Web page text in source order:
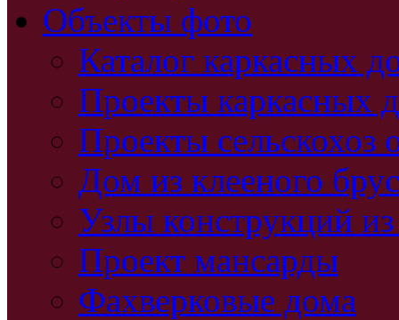
Объекты фото
Каталог каркасных
Проекты каркасных
Проекты сельскохоз
Дом из клееного
Узлы конструкций
Проект мансарды
Фахверковые дома